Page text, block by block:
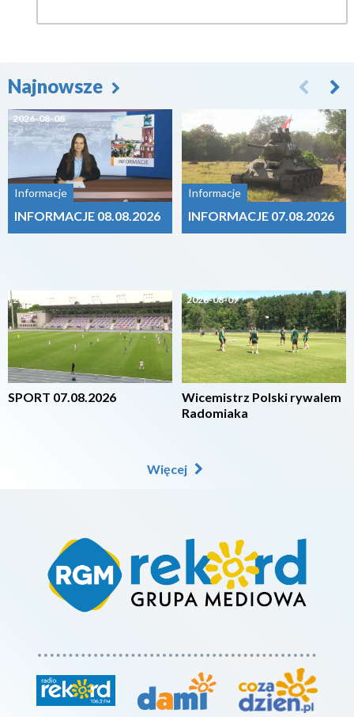
Najnowsze
2026-08-08
Informacje
INFORMACJE 08.08.2026
2026-08-07
SPORT 07.08.2026
Informacje
INFORMACJE 07.08.2026
2026-08-07
Wicemistrz Polski rywalem
Radomiaka
Więcej